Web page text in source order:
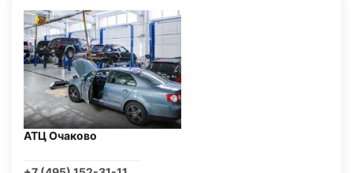
АТЦ Очаково